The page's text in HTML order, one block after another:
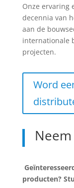
Onze ervaring
decennia van
aan de
internationale
projecten.
Word
producten?